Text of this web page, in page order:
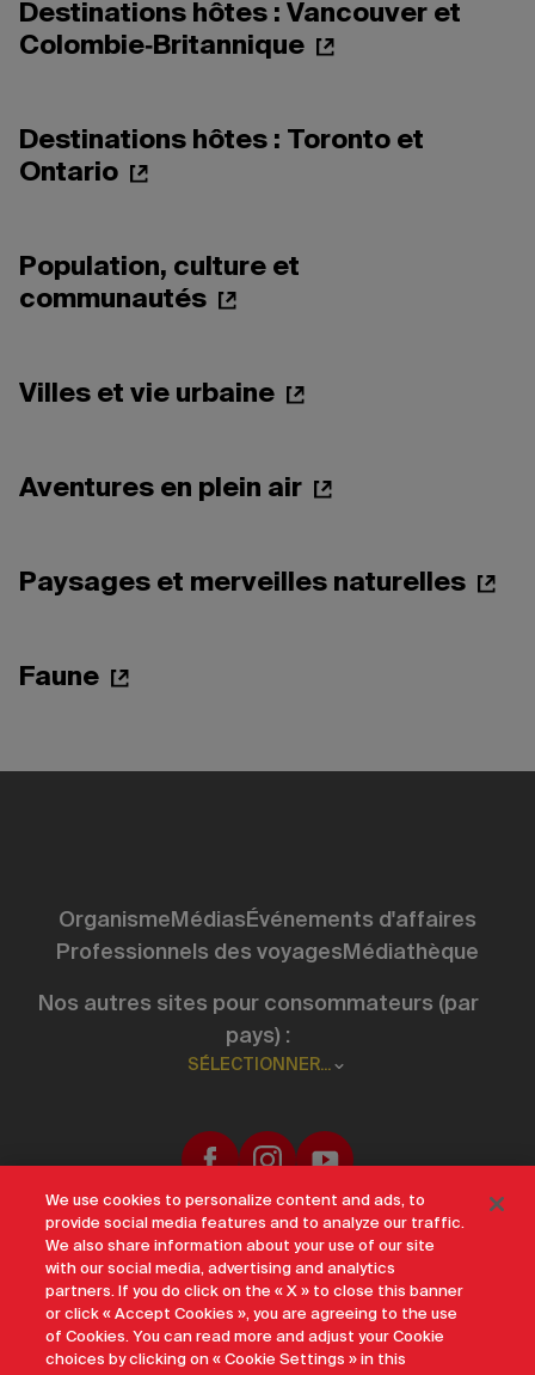
Destinations hôtes : Vancouver et
Colombie‑Britannique
Destinations hôtes : Toronto et
Ontario
Population, culture et
communautés
Villes et vie urbaine
Aventures en plein air
Paysages et merveilles naturelles
Faune
Organisme Médias Événements d'affaires
Professionnels des voyages Médiathèque
Nos autres sites pour consommateurs (par
pays) :
SÉLECTIONNER...
Avis de confidentialitéConditions d’utilisationPlan du site
Cookie Settings
Un site officiel de Destination Canada 2026
We use cookies to personalize content and ads, to
provide social media features and to analyze our traffic.
We also share information about your use of our site
with our social media, advertising and analytics
partners. If you do click on the « X » to close this banner
or click « Accept Cookies », you are agreeing to the use
of Cookies. You can read more and adjust your Cookie
choices by clicking on « Cookie Settings » in this